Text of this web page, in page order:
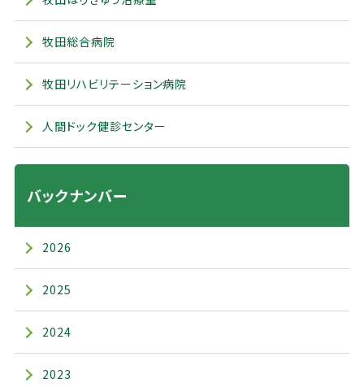
牧田総合病院
牧田リハビリテーション病院
人間ドック健診センター
バックナンバー
2026
2025
2024
2023